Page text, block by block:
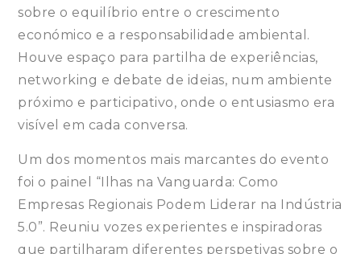
sobre o equilíbrio entre o crescimento
económico e a responsabilidade ambiental.
Houve espaço para partilha de experiências,
networking e debate de ideias, num ambiente
próximo e participativo, onde o entusiasmo era
visível em cada conversa.
Um dos momentos mais marcantes do evento
foi o painel “Ilhas na Vanguarda: Como
Empresas Regionais Podem Liderar na Indústria
5.0”. Reuniu vozes experientes e inspiradoras
que partilharam diferentes perspetivas sobre o